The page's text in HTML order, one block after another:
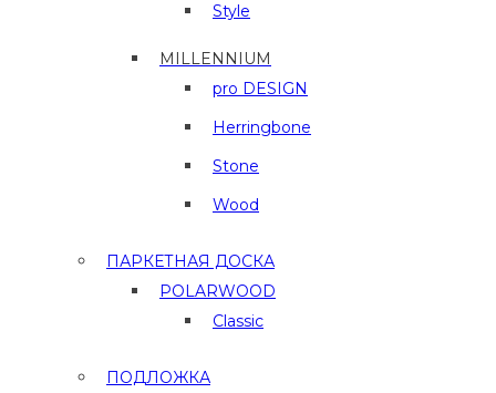
Style
MILLENNIUM
pro DESIGN
Herringbone
Stone
Wood
ПАРКЕТНАЯ ДОСКА
POLARWOOD
Classic
ПОДЛОЖКА